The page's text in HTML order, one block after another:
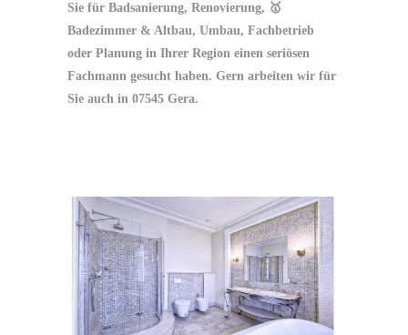
Sie für Badsanierung, Renovierung, 🥇
Badezimmer & Altbau, Umbau, Fachbetrieb
oder Planung in Ihrer Region einen seriösen
Fachmann gesucht haben. Gern arbeiten wir für
Sie auch in 07545 Gera.